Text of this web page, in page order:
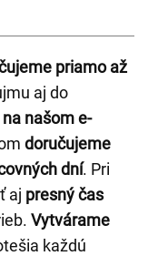
priamo až
aj do
našom e-
doručujeme
dní. Pri
aj presný čas
Vytvárame
každú